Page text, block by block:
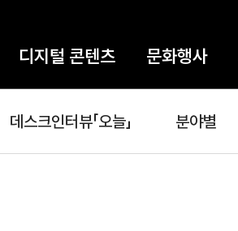
디지털 콘텐츠 문화행사
데스크인터뷰「오늘」 분야별